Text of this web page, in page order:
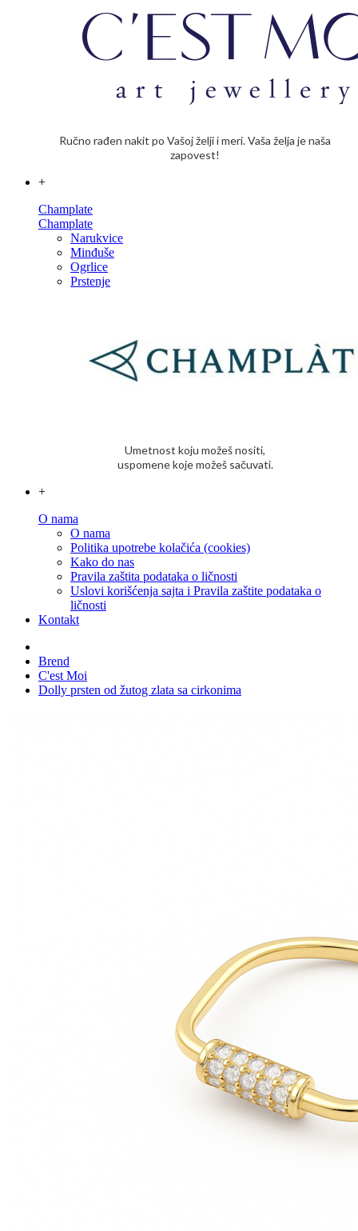
Ručno rađen nakit po Vašoj želji i meri. Vaša želja je naša
zapovest!
+
Champlate
Champlate
Narukvice
Minđuše
Ogrlice
Prstenje
Umetnost koju možeš nositi,
uspomene koje možeš sačuvati.
+
O nama
O nama
Politika upotrebe kolačića (cookies)
Kako do nas
Pravila zaštita podataka o ličnosti
Uslovi korišćenja sajta i Pravila zaštite podataka o
ličnosti
Kontakt
Brend
C'est Moi
Dolly prsten od žutog zlata sa cirkonima